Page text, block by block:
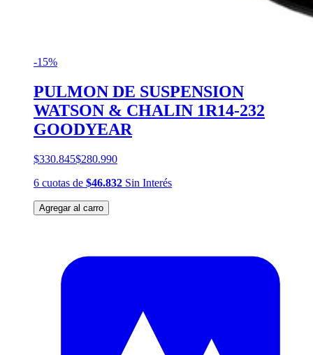
-15%
PULMON DE SUSPENSION
WATSON & CHALIN 1R14-232
GOODYEAR
$330.845$280.990
6 cuotas de $46.832 Sin Interés
Agregar al carro